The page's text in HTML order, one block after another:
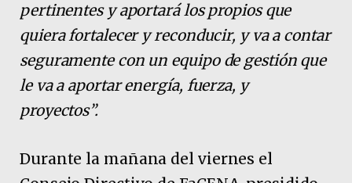
pertinentes y aportará los propios que
quiera fortalecer y reconducir, y va a contar
seguramente con un equipo de gestión que
le va a aportar energía, fuerza, y
proyectos”.
Durante la mañana del viernes el